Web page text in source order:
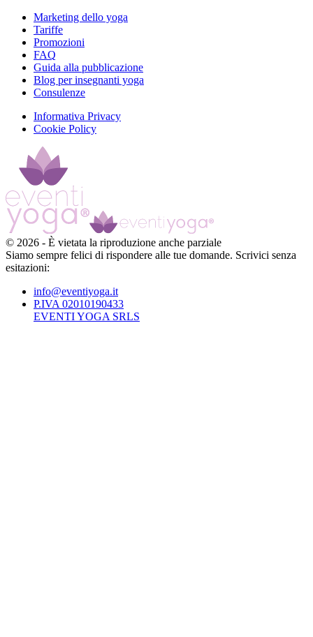
Marketing dello yoga
Tariffe
Promozioni
FAQ
Guida alla pubblicazione
Blog per insegnanti yoga
Consulenze
Informativa Privacy
Cookie Policy
© 2026 - È vietata la riproduzione anche parziale
Siamo sempre felici di rispondere alle tue domande. Scrivici senza
esitazioni:
info@eventiyoga.it
P.IVA 02010190433
EVENTI YOGA SRLS